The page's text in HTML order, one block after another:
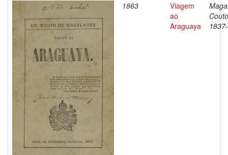
1863
Viagem
ao
Araguaya